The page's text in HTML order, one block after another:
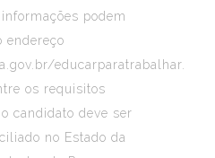
podem
endereço
educarparatrabalhar.
os requisitos
candidato deve ser
no Estado da